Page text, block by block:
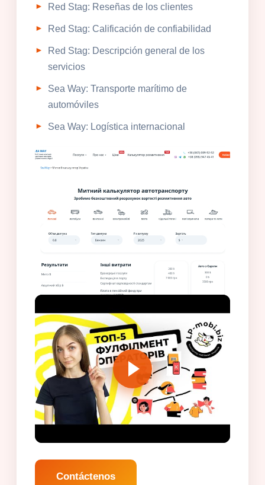
Red Stag: Reseñas de los clientes
Red Stag: Calificación de confiabilidad
Red Stag: Descripción general de los
servicios
Sea Way: Transporte marítimo de
automóviles
Sea Way: Logística internacional
Contáctenos